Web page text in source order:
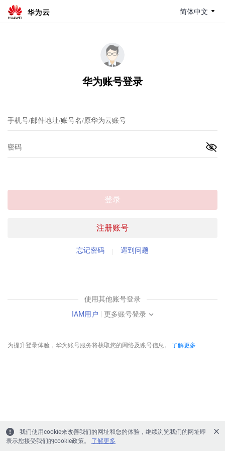
简体中文
华为账号登录
注册账号
登录
忘记密码 遇到问题
使用其他账号登录
IAM用户 | 更多账号登录
为提升登录体验，华为账号服务将获取您的网络及账号信息。 了解更多
我们使用cookie来改善我们的网址和您的体验，继续浏览我们的网址即
表示您接受我们的cookie政策。
了解更多